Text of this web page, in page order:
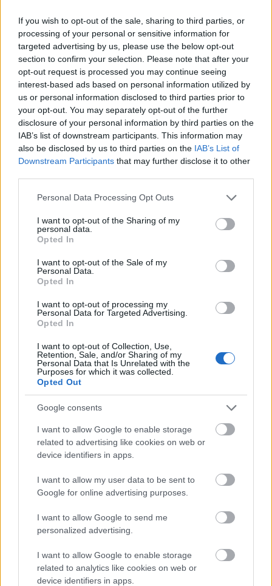
If you wish to opt-out of the sale, sharing to third parties, or
processing of your personal or sensitive information for
targeted advertising by us, please use the below opt-out
section to confirm your selection. Please note that after your
opt-out request is processed you may continue seeing
interest-based ads based on personal information utilized by
us or personal information disclosed to third parties prior to
your opt-out. You may separately opt-out of the further
disclosure of your personal information by third parties on the
IAB’s list of downstream participants. This information may
also be disclosed by us to third parties on the IAB’s List of
Downstream Participants that may further disclose it to other
Please note that this website/app uses one or more Google
not limited to your visit or usage behaviour. You may click to
grant or deny consent to Google and its third-party tags to
use your data for below specified purposes in below Google
consent section.
Personal Data Processing Opt Outs
I want to opt-out of the Sharing of my
personal data.
Opted In
I want to opt-out of the Sale of my
Personal Data.
Opted In
I want to opt-out of processing my
Personal Data for Targeted Advertising.
Opted In
I want to opt-out of Collection, Use,
Retention, Sale, and/or Sharing of my
Personal Data that Is Unrelated with the
Purposes for which it was collected.
Opted Out
Google consents
I want to allow Google to enable storage
related to advertising like cookies on web or
device identifiers in apps.
I want to allow my user data to be sent to
Google for online advertising purposes.
I want to allow Google to send me
personalized advertising.
I want to allow Google to enable storage
related to analytics like cookies on web or
device identifiers in apps.
Ποιο ελληνικό νησί έφτασε μέχρι και 90% πληρότητα τον
Ιούνιο
1 Ιουλίου 2022, 14:29
Το ελληνικό νησί που έφτασε 70% - 90% πληρότητα τον Ιούνιο είναι η
Οι χιλιάδες ακυρώσεις πτήσεων στην Ευρώπη προκαλούν
πονοκέφαλο στον ελληνικό τουρισμό
30 Ιουνίου 2022, 14:56
Το καλοκαίρι που θα έφερνε την κανονικότητα στον τουρισμό, απειλείται
πλέον από τις αρρυθμίες...
Οι επιδόσεις των νησιών των Κυκλάδων σύμφωνα με την